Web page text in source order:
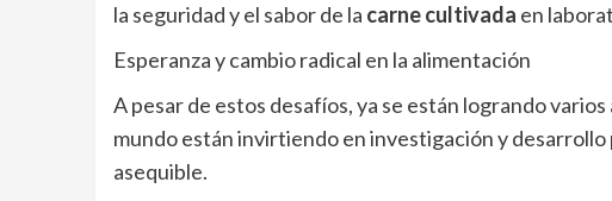
la seguridad y el sabor de la carne cultivada en
Esperanza y cambio radical en la alimentación
A pesar de estos desafíos, ya se están logrando
mundo están invirtiendo en investigación y desarrollo
asequible.